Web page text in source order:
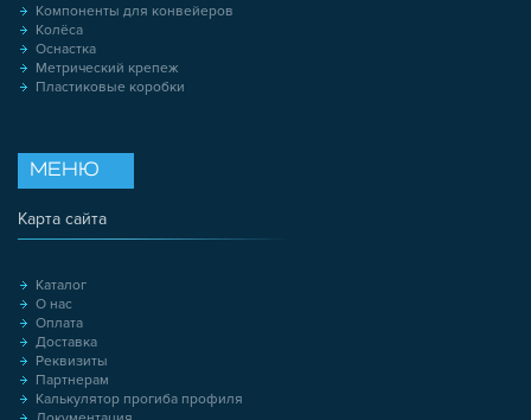
Компоненты для конвейеров
Колёса
Оснастка
Метрический крепеж
Пластиковые коробки
МЕНЮ
Карта сайта
Каталог
О нас
Оплата
Доставка
Реквизиты
Партнерам
Калькулятор прогиба профиля